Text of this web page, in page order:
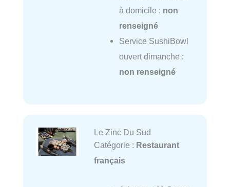
à domicile : non
renseigné
Service SushiBowl
ouvert dimanche :
non renseigné
Le Zinc Du Sud
Catégorie : Restaurant
français